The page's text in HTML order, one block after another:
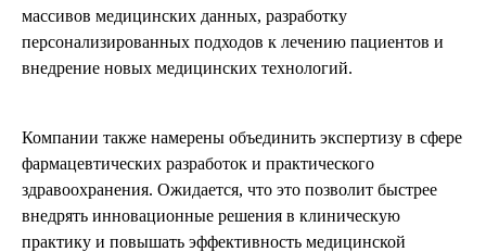
массивов медицинских данных, разработку
персонализированных подходов к лечению пациентов и
внедрение новых медицинских технологий.
Компании также намерены объединить экспертизу в сфере
фармацевтических разработок и практического
здравоохранения. Ожидается, что это позволит быстрее
внедрять инновационные решения в клиническую
практику и повышать эффективность медицинской